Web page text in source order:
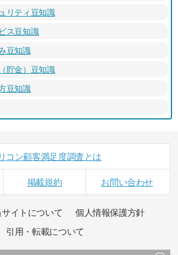
リティ豆知識
ス豆知識
豆知識
貯金）豆知識
豆知識
コン顧客満足度調査とは
掲載規約 お問い合わせ
イトについて
個人情報保護方針
引用・転載について